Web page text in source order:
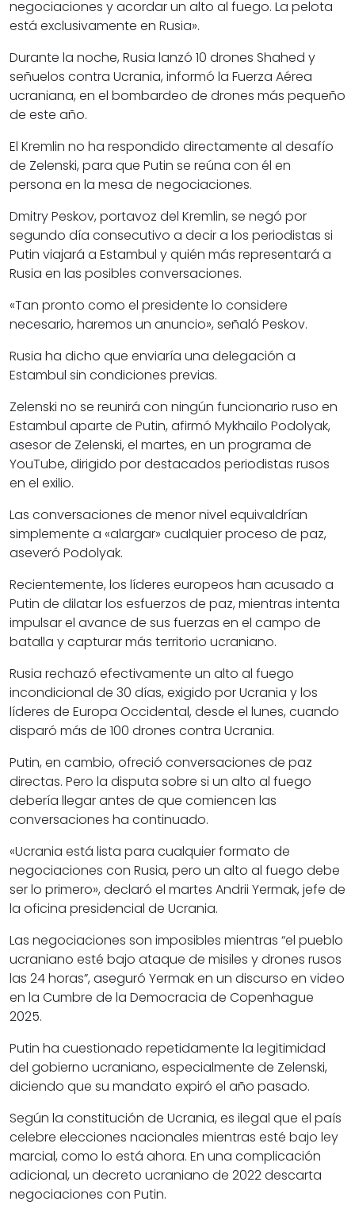
negociaciones y acordar un alto al fuego. La pelota
está exclusivamente en Rusia».
Durante la noche, Rusia lanzó 10 drones Shahed y
señuelos contra Ucrania, informó la Fuerza Aérea
ucraniana, en el bombardeo de drones más pequeño
de este año.
El Kremlin no ha respondido directamente al desafío
de Zelenski, para que Putin se reúna con él en
persona en la mesa de negociaciones.
Dmitry Peskov, portavoz del Kremlin, se negó por
segundo día consecutivo a decir a los periodistas si
Putin viajará a Estambul y quién más representará a
Rusia en las posibles conversaciones.
«Tan pronto como el presidente lo considere
necesario, haremos un anuncio», señaló Peskov.
Rusia ha dicho que enviaría una delegación a
Estambul sin condiciones previas.
Zelenski no se reunirá con ningún funcionario ruso en
Estambul aparte de Putin, afirmó Mykhailo Podolyak,
asesor de Zelenski, el martes, en un programa de
YouTube, dirigido por destacados periodistas rusos
en el exilio.
Las conversaciones de menor nivel equivaldrían
simplemente a «alargar» cualquier proceso de paz,
aseveró Podolyak.
Recientemente, los líderes europeos han acusado a
Putin de dilatar los esfuerzos de paz, mientras intenta
impulsar el avance de sus fuerzas en el campo de
batalla y capturar más territorio ucraniano.
Rusia rechazó efectivamente un alto al fuego
incondicional de 30 días, exigido por Ucrania y los
líderes de Europa Occidental, desde el lunes, cuando
disparó más de 100 drones contra Ucrania.
Putin, en cambio, ofreció conversaciones de paz
directas. Pero la disputa sobre si un alto al fuego
debería llegar antes de que comiencen las
conversaciones ha continuado.
«Ucrania está lista para cualquier formato de
negociaciones con Rusia, pero un alto al fuego debe
ser lo primero», declaró el martes Andrii Yermak, jefe de
la oficina presidencial de Ucrania.
Las negociaciones son imposibles mientras “el pueblo
ucraniano esté bajo ataque de misiles y drones rusos
las 24 horas”, aseguró Yermak en un discurso en video
en la Cumbre de la Democracia de Copenhague
2025.
Putin ha cuestionado repetidamente la legitimidad
del gobierno ucraniano, especialmente de Zelenski,
diciendo que su mandato expiró el año pasado.
Según la constitución de Ucrania, es ilegal que el país
celebre elecciones nacionales mientras esté bajo ley
marcial, como lo está ahora. En una complicación
adicional, un decreto ucraniano de 2022 descarta
negociaciones con Putin.